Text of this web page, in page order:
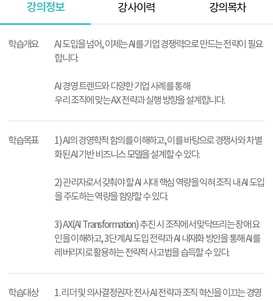
강의정보 강사이력 강의목차
학습개요
AI 도입을 넘어, 이제는 AI를 기업 경쟁력으로 만드는 전략이 필요
합니다.
AI 경영 트렌드와 다양한 기업 사례를 통해
우리 조직에 맞는 AX 전략과 실행 방향을 설계합니다.
학습목표
1) AI의 경영학적 함의를 이해하고, 이를 바탕으로 경쟁사와 차별
화된 AI 기반 비즈니스 모델을 설계할 수 있다.
2) 관리자로서 갖춰야 할 AI 시대 핵심 역량을 익혀 조직 내 AI 도입
을 주도하는 역량을 함양할 수 있다.
3) AX(AI Transformation) 추진 시 조직에서 맞닥뜨리는 장애 요
인을 이해하고, 3단계 AI 도입 전략과 AI 내재화 방안을 통해 AI를
레버리지로 활용하는 전략적 사고법을 습득할 수 있다.
학습대상
1. 리더 및 의사결정권자: 전사 AI 전략과 조직 혁신을 이끄는 경영